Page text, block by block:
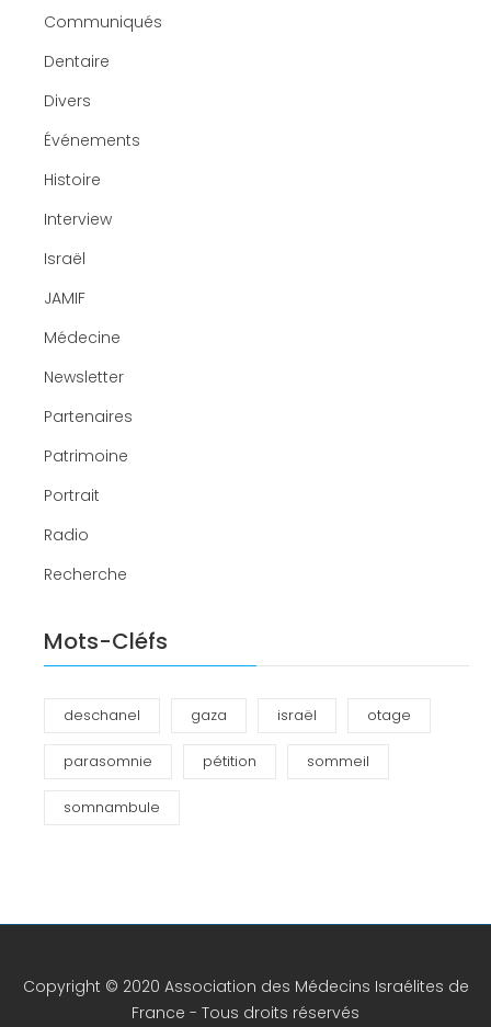
Communiqués
Dentaire
Divers
Événements
Histoire
Interview
Israël
JAMIF
Médecine
Newsletter
Partenaires
Patrimoine
Portrait
Radio
Recherche
Mots-Cléfs
deschanel gaza israël otage
parasomnie pétition sommeil
somnambule
Copyright © 2020 Association des Médecins Israélites de
France - Tous droits réservés